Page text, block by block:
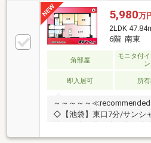
5,980万
2LDK
6階 南東
角部屋
モニタ付
ン
即入居可 所
～～～～～
◇【池袋】東口7分/サンシ
ション歴あり!綺麗なお部